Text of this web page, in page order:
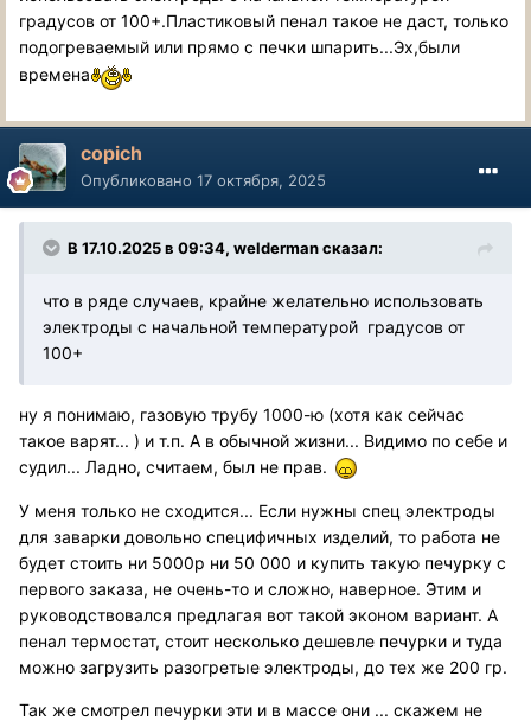
градусов от 100+.Пластиковый пенал такое не даст, только
подогреваемый или прямо с печки шпарить...Эх,были
времена
copich
Опубликовано 17 октября, 2025
В 17.10.2025 в 09:34, weldermanсказал:
что в ряде случаев, крайне желательно использовать
электроды с начальной температурой градусов от
100+
ну я понимаю, газовую трубу 1000-ю (хотя как сейчас
такое варят... ) и т.п. А в обычной жизни... Видимо по себе и
судил... Ладно, считаем, был не прав.
У меня только не сходится... Если нужны спец электроды
для заварки довольно специфичных изделий, то работа не
будет стоить ни 5000р ни 50 000 и купить такую печурку с
первого заказа, не очень-то и сложно, наверное. Этим и
руководствовался предлагая вот такой эконом вариант. А
пенал термостат, стоит несколько дешевле печурки и туда
можно загрузить разогретые электроды, до тех же 200 гр.
Так же смотрел печурки эти и в массе они ... скажем не